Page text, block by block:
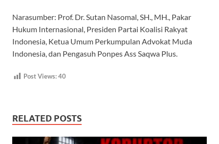
Narasumber: Prof. Dr. Sutan Nasomal, SH., MH., Pakar
Hukum Internasional, Presiden Partai Koalisi Rakyat
Indonesia, Ketua Umum Perkumpulan Advokat Muda
Indonesia, dan Pengasuh Ponpes Ass Saqwa Plus.
Post Views:40
RELATED POSTS